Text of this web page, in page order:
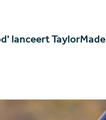
lanceert TaylorMade